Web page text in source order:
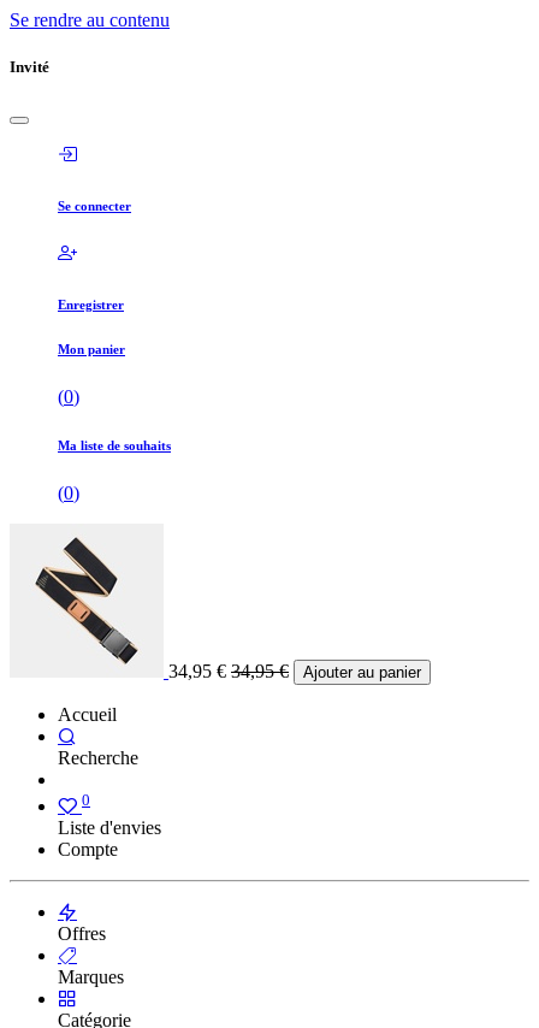
Se rendre au contenu
Invité
Se connecter
Enregistrer
Mon panier
(0)
Ma liste de souhaits
(0)
34,95 € 34,95€ Ajouter au panier
Accueil
Recherche
0
Liste d'envies
Compte
Offres
Marques
Catégorie